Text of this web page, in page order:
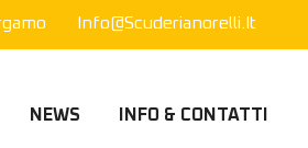
Info@scuderianorelli.it
NEWS INFO & CONTATTI